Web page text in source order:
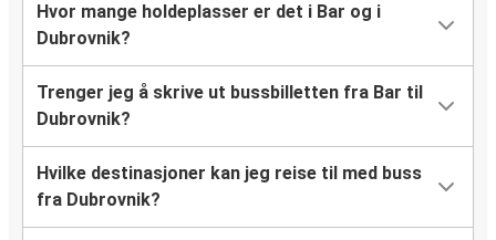
Hvor mange holdeplasser er det i Bar og i
Dubrovnik?
Trenger jeg å skrive ut bussbilletten fra Bar til
Dubrovnik?
Hvilke destinasjoner kan jeg reise til med buss
fra Dubrovnik?